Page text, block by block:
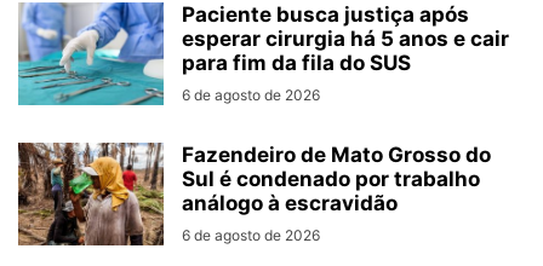
Paciente busca justiça após
esperar cirurgia há 5 anos e cair
para fim da fila do SUS
6 de agosto de 2026
Fazendeiro de Mato Grosso do
Sul é condenado por trabalho
análogo à escravidão
6 de agosto de 2026